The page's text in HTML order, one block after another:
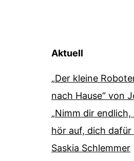
Aktuell
„Der kleine
nach Hause“ von
„Nimm dir
hör auf, dich dafür
Saskia Schlemmer